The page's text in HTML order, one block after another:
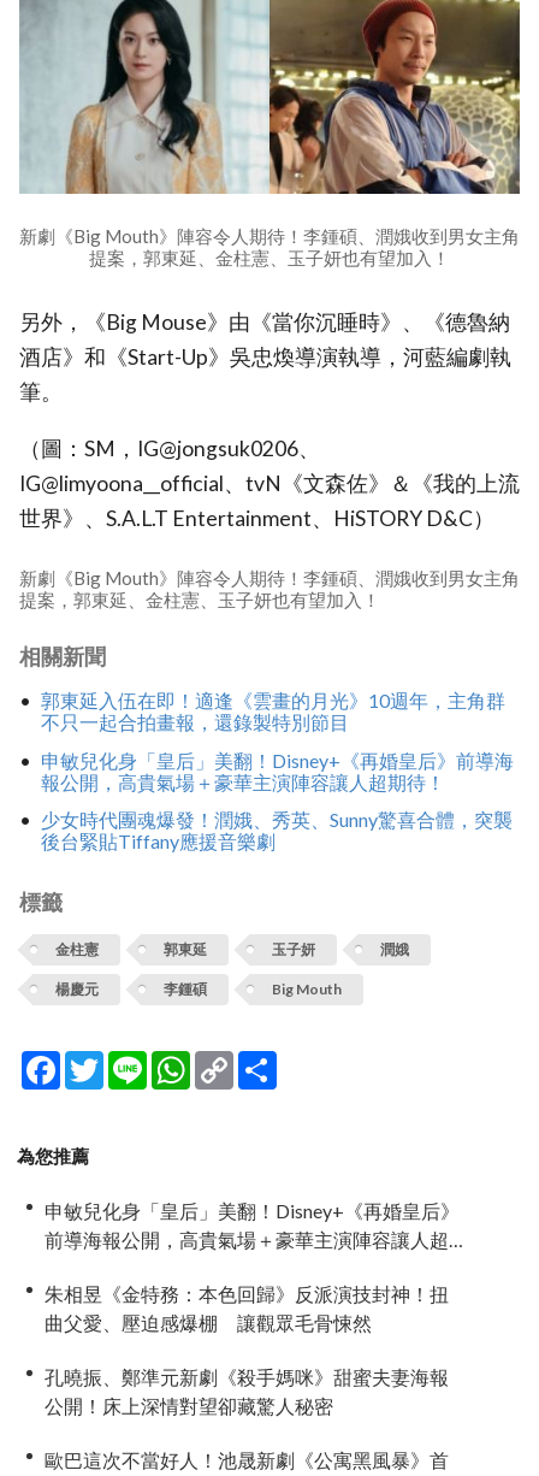
新劇《Big Mouth》陣容令人期待！李鍾碩、潤娥收到男女主角
提案，郭東延、金柱憲、玉子妍也有望加入！
另外，《Big Mouse》由《當你沉睡時》、《德魯納
酒店》和《Start-Up》吳忠煥導演執導，河藍編劇執
筆。
（圖：SM，IG@jongsuk0206、
IG@limyoona__official、tvN《文森佐》＆《我的上流
世界》、S.A.L.T Entertainment、HiSTORY D&C）
新劇《Big Mouth》陣容令人期待！李鍾碩、潤娥收到男女主角
提案，郭東延、金柱憲、玉子妍也有望加入！
相關新聞
郭東延入伍在即！適逢《雲畫的月光》10週年，主角群
不只一起合拍畫報，還錄製特別節目
申敏兒化身「皇后」美翻！Disney+《再婚皇后》前導海
報公開，高貴氣場＋豪華主演陣容讓人超期待！
少女時代團魂爆發！潤娥、秀英、Sunny驚喜合體，突襲
後台緊貼Tiffany應援音樂劇
標籤
金柱憲 郭東延 玉子妍 潤娥
楊慶元 李鍾碩 Big Mouth
Facebook
TwitterLine WhatsApp
Copy
Link
為您推薦
申敏兒化身「皇后」美翻！Disney+《再婚皇后》
前導海報公開，高貴氣場＋豪華主演陣容讓人超
朱相昱《金特務：本色回歸》反派演技封神！扭
曲父愛、壓迫感爆棚 讓觀眾毛骨悚然
孔曉振、鄭準元新劇《殺手媽咪》甜蜜夫妻海報
公開！床上深情對望卻藏驚人秘密
歐巴這次不當好人！池晟新劇《公寓黑風暴》首